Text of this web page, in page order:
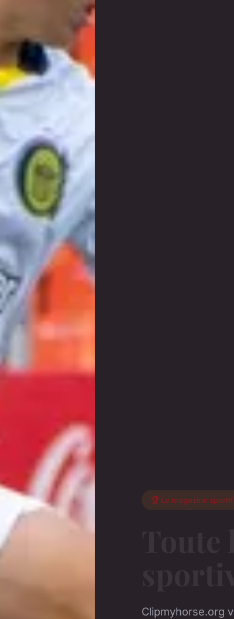
🏆 Le magazine sportif
Clipmyhorse.org